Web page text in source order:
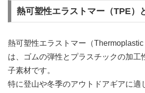
熱可塑性エラストマー（TPE）
熱可塑性エラストマー（Thermoplastic
は、ゴムの弾性とプラスチックの加工
子素材です。
特に登山や冬季のアウトドアギアに適